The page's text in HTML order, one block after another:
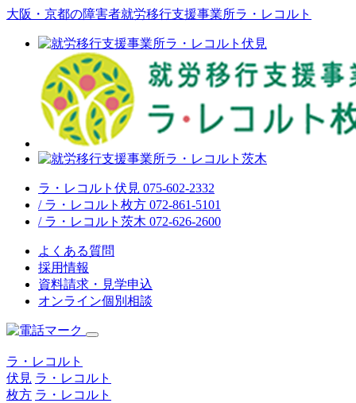
大阪・京都の障害者就労移行支援事業所ラ・レコルト
ラ・レコルト伏見 075-602-2332
/ ラ・レコルト枚方 072-861-5101
/ ラ・レコルト茨木 072-626-2600
よくある質問
採用情報
資料請求・見学申込
オンライン個別相談
ラ・レコルト
伏見 ラ・レコルト
枚方 ラ・レコルト